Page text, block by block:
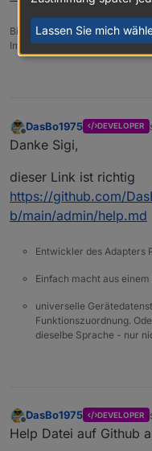
Bitte benutzt das Voting
Immer Daten sichern!
Offline
DasBo1975 DEVELOPER
Danke Sigi,
dieser Link ist richtig
https://github.com/
b/main/admin/help.md
Entwickler des Adapters
Einfach macht aus
universelle
Funktionszuordnung.
dieselbe Sprache - nur
Offline
DasBo1975 DEVELOPER
Help Datei auf Github
Lassen Sie mich